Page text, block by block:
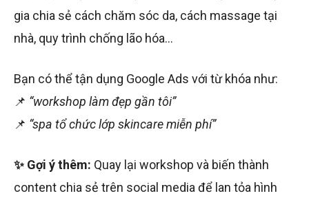
gia chia sẻ cách chăm sóc da, cách massage tại
nhà, quy trình chống lão hóa…
Bạn có thể tận dụng Google Ads với từ khóa như:
📌 “workshop làm đẹp gần tôi”
📌 “spa tổ chức lớp skincare miễn phí”
✨ Gợi ý thêm: Quay lại workshop và biến thành
content chia sẻ trên social media để lan tỏa hình